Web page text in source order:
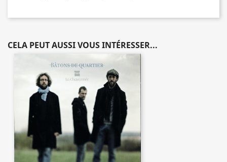
CELA PEUT AUSSI VOUS INTÉRESSER...